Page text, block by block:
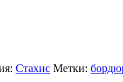
Стахис Метки: